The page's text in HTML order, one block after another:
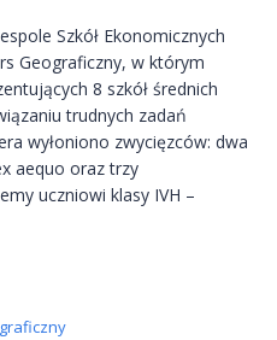
Szkół Ekonomicznych
Geograficzny, w którym
8 szkół średnich
trudnych zadań
wyłoniono zwycięzców: dwa
aequo oraz trzy
uczniowi klasy IVH –